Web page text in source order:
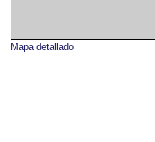
Mapa detallado